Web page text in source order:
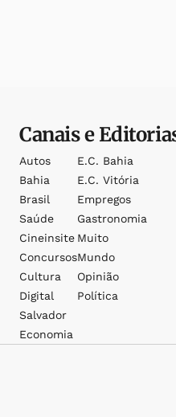
Canais e
Autos
Bahia
Brasil
Saúde
Cineinsite
Concursos
Cultura
Digital
Salvador
Economia
E.c. Bahia
E.c. Vitória
Empregos
Gastronomia
Muito
Mundo
Opinião
Política